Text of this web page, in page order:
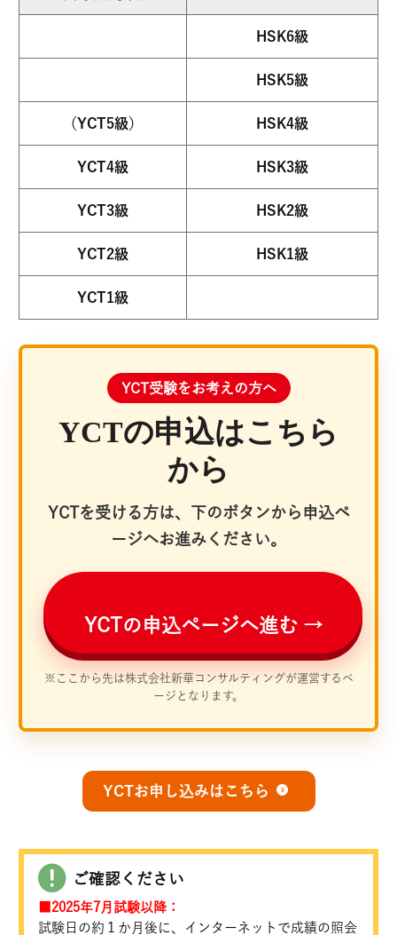
HSK6級
HSK5級
（YCT5級） HSK4級
YCT4級 HSK3級
YCT3級 HSK2級
YCT2級 HSK1級
YCT1級
YCT受験をお考えの方へ
YCTの申込はこちら
から
YCTを受ける方は、下のボタンから申込ペ
ージへお進みください。
YCTの申込ページへ進む →
※ここから先は株式会社新華コンサルティングが運営するペ
ージとなります。
YCTお申し込みはこちら
ご確認ください
■2025年7月試験以降：
試験日の約１か月後に、インターネットで成績の照会